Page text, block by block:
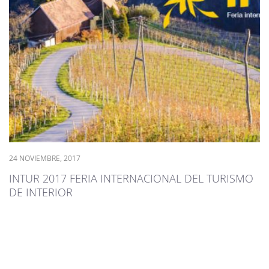
24 NOVIEMBRE, 2017
INTUR 2017 FERIA INTERNACIONAL DEL TURISMO
DE INTERIOR